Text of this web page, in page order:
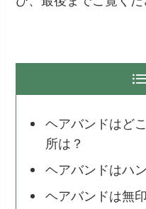
ヘアバンドはど
所は？
ヘアバンドはハ
ヘアバンドは無